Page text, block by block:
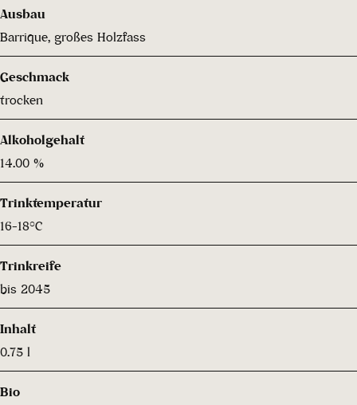
Ausbau
Barrique, großes Holzfass
Geschmack
trocken
Alkoholgehalt
14.00 %
Trinktemperatur
16-18°C
Trinkreife
bis 2045
Inhalt
0.75 l
Bio